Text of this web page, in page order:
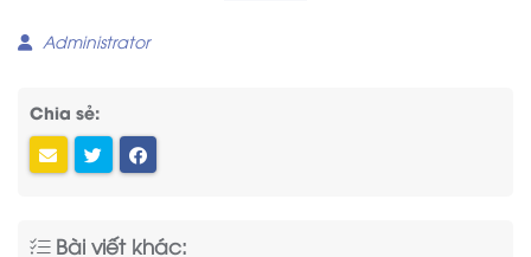
Administrator
Chia sẻ:
Bài viết khác: